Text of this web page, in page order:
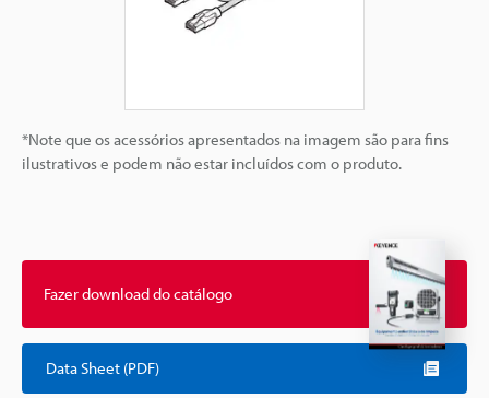
*Note que os acessórios apresentados na imagem são para fins
ilustrativos e podem não estar incluídos com o produto.
Fazer download do catálogo
Data Sheet (PDF)